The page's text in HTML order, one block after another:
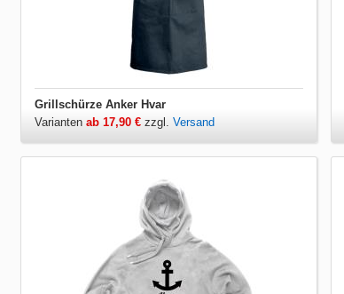
Grillschürze Anker Hvar
Varianten ab 17,90 € zzgl. Versand